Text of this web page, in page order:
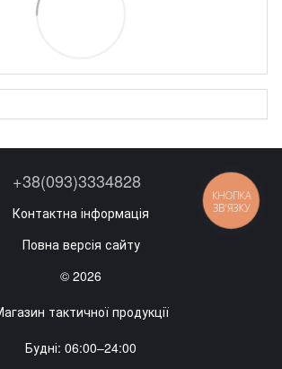
+38(093)3334828
Контактна інформація
Повна версія сайту
© 2026
тактичної продукції
Будні: 06:00–24:00
КНОПКА
ЗВ'ЯЗКУ